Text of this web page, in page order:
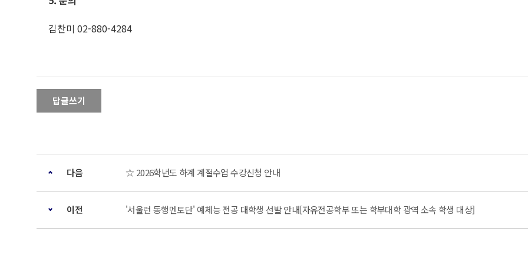
김찬미 02-880-4284
답글쓰기
다음 ☆ 2026학년도 하계 계절수업 수강신청 안내
이전 '서울런 동행멘토단' 예체능 전공 대학생 선발 안내[자유전공학부 또는 학부대학 광역 소속 학생 대상]